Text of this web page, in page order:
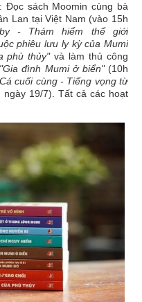
Đọc sách Moomin cùng bà
Lan tại Việt Nam (vào 15h
- Thám hiểm thế giới
phiêu lưu ly kỳ của Mumi
phù thủy"và làm thủ công
"Gia đình Mumi ở biển"(10h
cuối cùng - Tiếng vọng từ
19/7). Tất cả các hoạt